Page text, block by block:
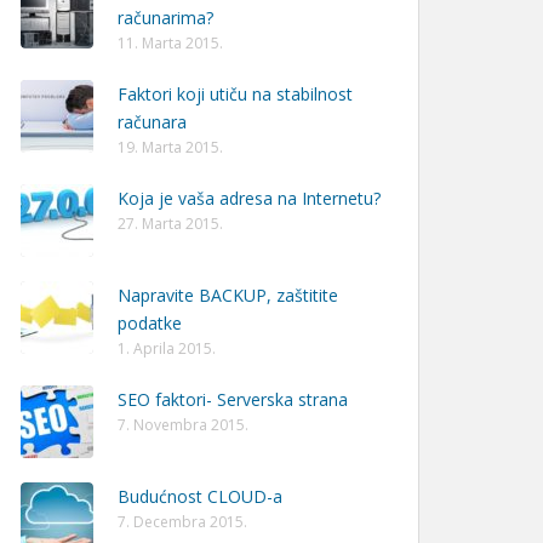
računarima?
11. Marta 2015.
Faktori koji utiču na stabilnost
računara
19. Marta 2015.
Koja je vaša adresa na Internetu?
27. Marta 2015.
Napravite BACKUP, zaštitite
podatke
1. Aprila 2015.
SEO faktori- Serverska strana
7. Novembra 2015.
Budućnost CLOUD-a
7. Decembra 2015.